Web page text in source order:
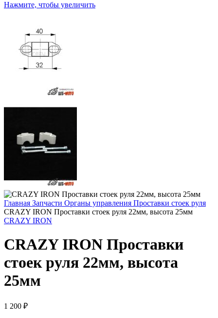
Нажмите, чтобы увеличить
Главная Запчасти Органы управления Проставки стоек руля
CRAZY IRON Проставки стоек руля 22мм, высота 25мм
CRAZY IRON
CRAZY IRON Проставки
стоек руля 22мм, высота
25мм
1 200 ₽